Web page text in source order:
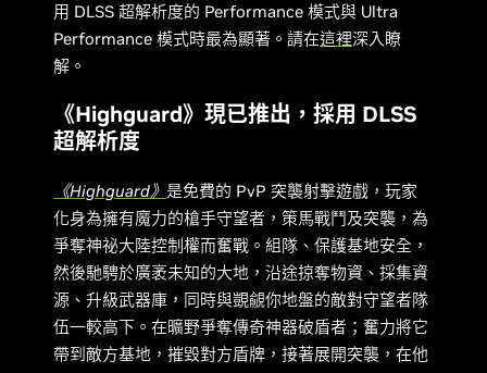
用 DLSS 超解析度的 Performance 模式與 Ultra
Performance 模式時最為顯著。請在這裡深入瞭
解。
《Highguard》現已推出，採用 DLSS
超解析度
《Highguard》 是免費的 PvP 突襲射擊遊戲，玩家
化身為擁有魔力的槍手守望者，策馬戰鬥及突襲，為
爭奪神祕大陸控制權而奮戰。組隊、保護基地安全，
然後馳騁於廣袤未知的大地，沿途掠奪物資、採集資
源、升級武器庫，同時與覬覦你地盤的敵對守望者隊
伍一較高下。在曠野爭奪傳奇神器破盾者；奮力將它
帶到敵方基地，摧毀對方盾牌，接著展開突襲，在他